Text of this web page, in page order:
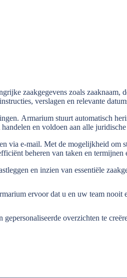
zaakgegevens zoals zaaknaam,
verslagen en relevante
Armarium stuurt automatisch
en voldoen aan alle
via e-mail. Met de mogelijkheid om
beheren van taken en
en inzien van essentiële
ervoor dat u en uw team
overzichten te